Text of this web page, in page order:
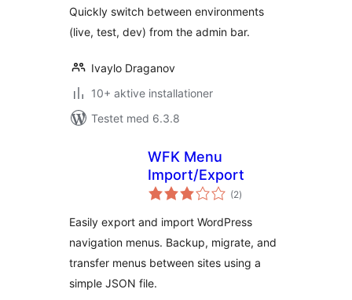
Quickly switch between environments
(live, test, dev) from the admin bar.
Ivaylo Draganov
10+ aktive installationer
Testet med 6.3.8
WFK Menu
Import/Export
(2totale
bedømmelser
)
Easily export and import WordPress
navigation menus. Backup, migrate, and
transfer menus between sites using a
simple JSON file.